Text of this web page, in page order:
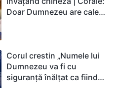
Doar Dumnezeu are calea
Corul crestin „Numele lui
Dumnezeu va fi cu
siguranță înălțat ca fiind